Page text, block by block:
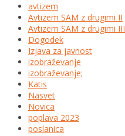
avtizem
Avtizem SAM z drugimi II
Avtizem SAM z drugimi III
Dogodek
Izjava za javnost
izobraževanje
izobraževanje;
Katis
Nasvet
Novica
poplava 2023
poslanica